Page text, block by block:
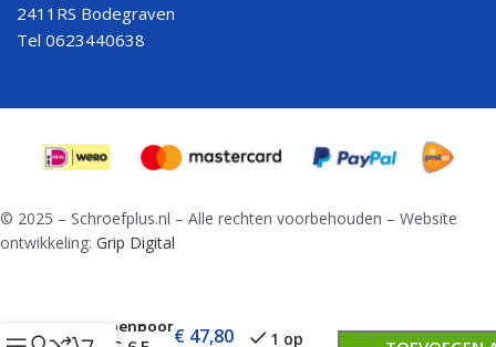
2411RS Bodegraven
Tel 0623440638
© 2025 – Schroefplus.nl – Alle rechten voorbehouden – Website
ontwikkeling: Grip Digital
Trappenboor€ 47,80
1 op